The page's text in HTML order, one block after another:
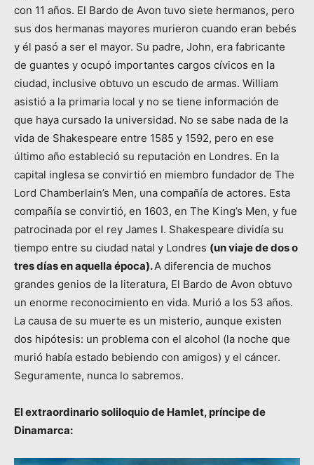
con 11 años. El Bardo de Avon tuvo siete hermanos, pero
sus dos hermanas mayores murieron cuando eran bebés
y él pasó a ser el mayor. Su padre, John, era fabricante
de guantes y ocupó importantes cargos cívicos en la
ciudad, inclusive obtuvo un escudo de armas. William
asistió a la primaria local y no se tiene información de
que haya cursado la universidad. No se sabe nada de la
vida de Shakespeare entre 1585 y 1592, pero en ese
último año estableció su reputación en Londres. En la
capital inglesa se convirtió en miembro fundador de The
Lord Chamberlain’s Men, una compañía de actores. Esta
compañía se convirtió, en 1603, en The King’s Men, y fue
patrocinada por el rey James I. Shakespeare dividía su
tiempo entre su ciudad natal y Londres (un viaje de dos o
tres días en aquella época).A diferencia de muchos
grandes genios de la literatura, El Bardo de Avon obtuvo
un enorme reconocimiento en vida. Murió a los 53 años.
La causa de su muerte es un misterio, aunque existen
dos hipótesis: un problema con el alcohol (la noche que
murió había estado bebiendo con amigos) y el cáncer.
Seguramente, nunca lo sabremos.
El extraordinario soliloquio de Hamlet, príncipe de
Dinamarca: